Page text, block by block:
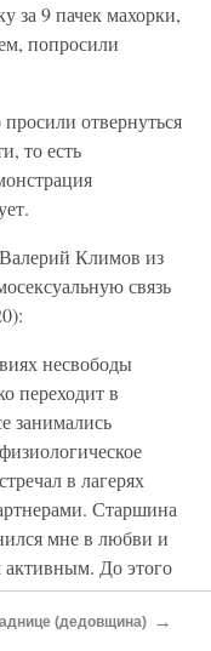
за 9 пачек махорки,
попросили
отвернуться
то есть
Климов из
связь
несвободы
переходит в
занимались
в лагерях
Старшина
мне в любви и
До этого
Сейчас
приезжает ко
(дедовщина) →